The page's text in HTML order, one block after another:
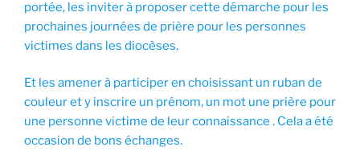
portée, les inviter à proposer cette démarche pour les
prochaines journées de prière pour les personnes
victimes dans les diocèses.
Et les amener à participer en choisissant un ruban de
couleur et y inscrire un prénom, un mot une prière pour
une personne victime de leur connaissance . Cela a été
occasion de bons échanges.